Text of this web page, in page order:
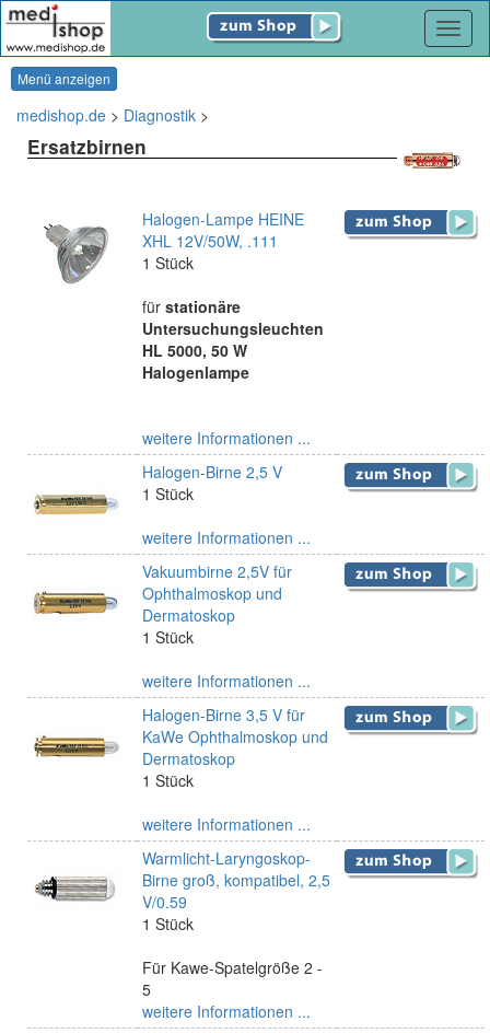
Menü anzeigen
medishop.de > Diagnostik >
Ersatzbirnen
Halogen-Lampe HEINE
XHL 12V/50W, .111
1 Stück
für stationäre
Untersuchungsleuchten
HL 5000, 50 W
Halogenlampe
weitere Informationen ...
Halogen-Birne 2,5 V
1 Stück
weitere Informationen ...
Vakuumbirne 2,5V für
Ophthalmoskop und
Dermatoskop
1 Stück
weitere Informationen ...
Halogen-Birne 3,5 V für
KaWe Ophthalmoskop und
Dermatoskop
1 Stück
weitere Informationen ...
Warmlicht-Laryngoskop-
Birne groß, kompatibel, 2,5
V/0.59
1 Stück
Für Kawe-Spatelgröße 2 -
5
weitere Informationen ...